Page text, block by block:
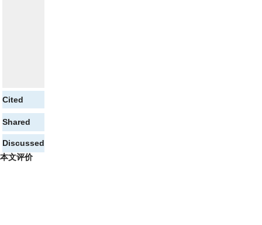
Cited
Shared
Discussed
本文评价